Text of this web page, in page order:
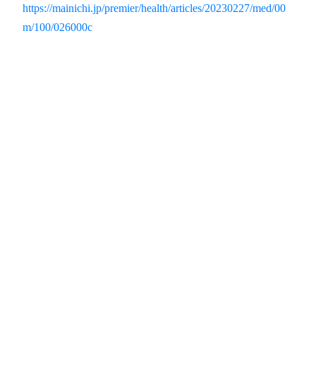
https://mainichi.jp/premier/health/articles/20230227/med/00
m/100/026000c